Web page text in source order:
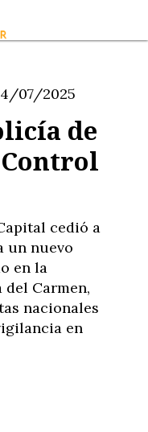
de
cedió a
un nuevo
en la
del Carmen,
nacionales
en
07/2025